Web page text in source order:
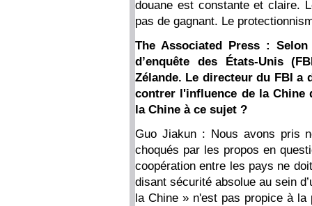
douane est constante et claire.
pas de gagnant. Le
The Associated Press :
d’enquête des États-Unis
Zélande. Le directeur du FBI a
contrer l'influence de la Chine
la Chine à ce sujet ?
Guo Jiakun : Nous avons pris
choqués par les propos en
coopération entre les pays ne
disant sécurité absolue au sein
la Chine » n'est pas propice à